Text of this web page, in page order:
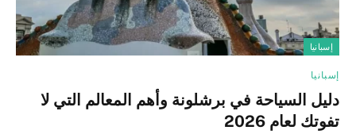
إسبانيا
إسبانيا
دليل السياحة في برشلونة وأهم المعالم التي لا
تفوتك لعام 2026